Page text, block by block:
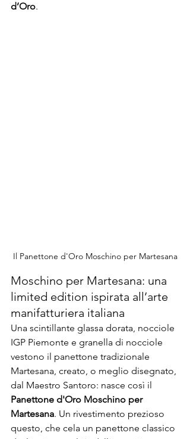
d’Oro.
Il Panettone d'Oro Moschino per Martesana
Moschino per Martesana: una
limited edition ispirata all’arte
manifatturiera italiana
Una scintillante glassa dorata, nocciole
IGP Piemonte e granella di nocciole
vestono il panettone tradizionale
Martesana, creato, o meglio disegnato,
dal Maestro Santoro: nasce così il
Panettone d'Oro Moschino per
Martesana. Un rivestimento prezioso
questo, che cela un panettone classico